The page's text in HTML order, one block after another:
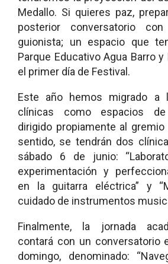
Medallo. Si quieres paz,
posterior conversatorio
guionista; un espacio que
Parque Educativo Agua Barro y
el primer día de Festival.
Este año hemos migrado a
clínicas como espacios de
dirigido propiamente al
sentido, se tendrán dos
sábado 6 de junio:
experimentación y
en la guitarra eléctrica” y
cuidado de instrumentos
Finalmente, la jornada
contará con un conversatorio
domingo, denominado: